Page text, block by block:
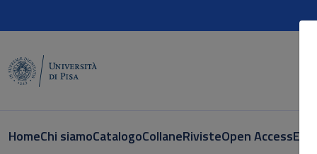
HomeChi siamoCatalogoCollaneRivisteOpen AccessE-